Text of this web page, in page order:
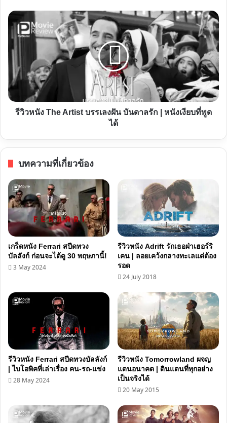
เกียจ
รีวิว
หนัง
The
Artist
บรรเลง
ฝัน
บันดาล
รัก
เงียบ
พูด
ได้
รีวิวหนัง The Artist บรรเลงฝัน บันดาลรัก | หนังเงียบที่พูด
ได้
บทความที่เกี่ยวข้อง
เกร็ดหนัง Ferrari สปีดทวง
บัลลังก์ ก่อนจะได้ดู 30 พฤษภานี้!
3 May 2024
รีวิวหนัง Adrift รักเธอฝ่าเฮอร์ริ
เคน | ลอยเคว้งกลางทะเลแต่ต้อง
รอด
24 July 2018
รีวิวหนัง Ferrari สปีดทวงบัลลังก์
| ไบโอพิคที่เล่าเรื่อง คน-รถ-แข่ง
28 May 2024
รีวิวหนัง Tomorrowland ผจญ
แดนอนาคต | ดินแดนที่ทุกอย่าง
เป็นจริงได้
20 May 2015